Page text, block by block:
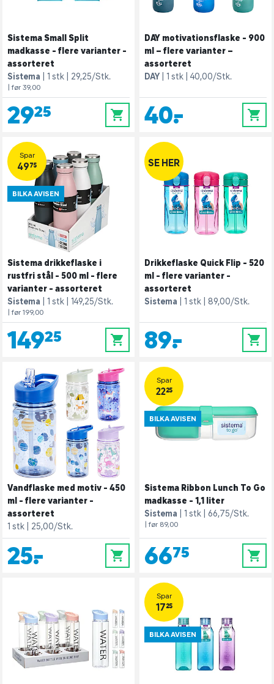
Sistema Small Split
madkasse - flere varianter -
assorteret
Sistema
1 stk 29,25/Stk.
| før 39,00
29,25 0
DAY motivationsflaske - 900
ml – flere varianter –
assorteret
DAY
1 stk 40,00/Stk.
40,- 0
Spar
49,75
BILKA AVISEN
Sistema drikkeflaske i
rustfri stål - 500 ml - flere
varianter - assorteret
Sistema
1 stk 149,25/Stk.
| før 199,00
149,25 0
SE HER
Drikkeflaske Quick Flip - 520
ml - flere varianter -
assorteret
Sistema
1 stk 89,00/Stk.
89,- 0
Vandflaske med motiv - 450
ml - flere varianter -
assorteret
1 stk
25,00/Stk.
25,- 0
Spar
22,25
BILKA AVISEN
Sistema Ribbon Lunch To Go
madkasse - 1,1 liter
Sistema
1 stk 66,75/Stk.
| før 89,00
66,75 0
Spar
17,25
BILKA AVISEN